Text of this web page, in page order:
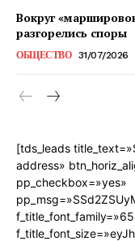
Вокруг
разгорелись споры
ОБЩЕСТВО 31/07/2026
[tds_leads
address»
pp_checkbox=»yes»